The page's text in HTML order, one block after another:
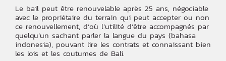
Le bail peut être renouvelable après 25 ans, négociable
avec le propriétaire du terrain qui peut accepter ou non
ce renouvellement, d’où l’utilité d’être accompagnés par
quelqu’un sachant parler la langue du pays (bahasa
indonesia), pouvant lire les contrats et connaissant bien
les lois et les coutumes de Bali.